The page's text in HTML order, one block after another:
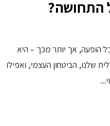
התחושה?
הופעה, אך יותר מכך – היא
שלנו, הביטחון העצמי, ואפילו